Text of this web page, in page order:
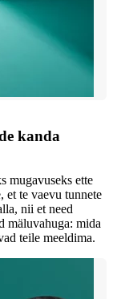
kanda
mugavuseks ette
et te vaevu tunnete
nii et need
mäluvahuga: mida
teile meeldima.